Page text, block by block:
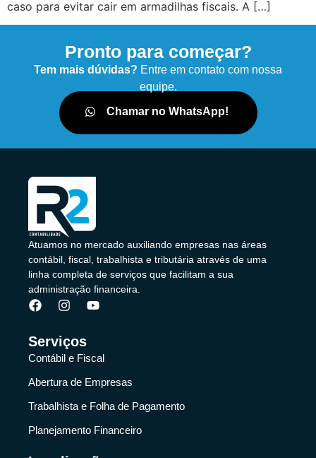
caso para evitar cair em armadilhas fiscais. A […]
Pronto para começar?
Tem mais dúvidas? Entre em contato com nossa
equipe.
Chamar no WhatsApp!
Atuamos no mercado auxiliando empresas nas áreas
contábil, fiscal, trabalhista e tributária através de uma
linha completa de serviços que facilitam a sua
administração financeira.
Serviços
Contábil e Fiscal
Abertura de Empresas
Trabalhista e Folha de Pagamento
Planejamento Financeiro